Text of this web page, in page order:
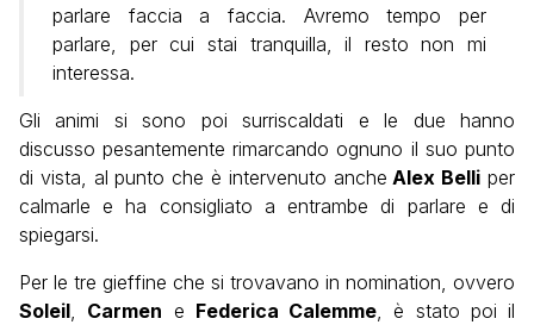
parlare faccia a faccia. Avremo tempo per
parlare, per cui stai tranquilla, il resto non mi
interessa.
Gli animi si sono poi surriscaldati e le due hanno
discusso pesantemente rimarcando ognuno il suo punto
di vista, al punto che è intervenuto anche Alex Belli per
calmarle e ha consigliato a entrambe di parlare e di
spiegarsi.
Per le tre gieffine che si trovavano in nomination, ovvero
Soleil
Carmen e Federica Calemme , è stato poi il